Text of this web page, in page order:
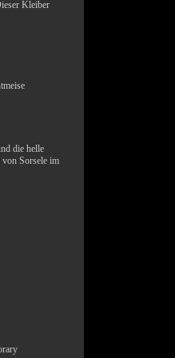
Kleiber
die helle
von Sorsele im